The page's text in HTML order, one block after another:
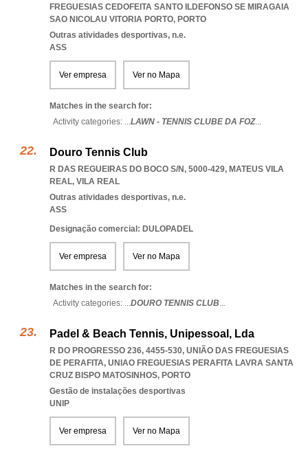
FREGUESIAS CEDOFEITA SANTO ILDEFONSO SE MIRAGAIA
SAO NICOLAU VITORIA PORTO, PORTO
Outras atividades desportivas, n.e.
ASS
Ver empresa Ver no Mapa
Matches in the search for:
Activity categories: ...LAWN - TENNIS CLUBE DA FOZ...
Douro Tennis Club
R DAS REGUEIRAS DO BOCO S/N, 5000-429, MATEUS VILA
REAL, VILA REAL
Outras atividades desportivas, n.e.
ASS
Designação comercial: DULOPADEL
Ver empresa Ver no Mapa
Matches in the search for:
Activity categories: ...DOURO TENNIS CLUB...
Padel & Beach Tennis, Unipessoal, Lda
R DO PROGRESSO 236, 4455-530, UNIÃO DAS FREGUESIAS
DE PERAFITA, UNIAO FREGUESIAS PERAFITA LAVRA SANTA
CRUZ BISPO MATOSINHOS, PORTO
Gestão de instalações desportivas
UNIP
Ver empresa Ver no Mapa